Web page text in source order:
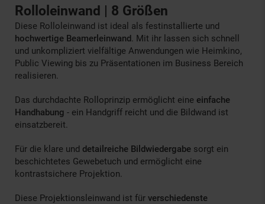
Rolloleinwand | 8 Größen
Diese Rolloleinwand ist ideal als festinstallierte und
hochwertige Beamerleinwand. Mit ihr lassen sich schnell
und unkompliziert vielfältige Anwendungen wie Heimkino,
Public Viewing bis zu Präsentationen im Business Bereich
realisieren.
Das durchdachte Rolloprinzip ermöglicht eine einfache
Handhabung - ein Handgriff reicht und die Bildwand ist
einsatzbereit.
Für die klare und detailreiche Bildwiedergabe sorgt ein
beschichtetes Gewebetuch und ermöglicht eine
kontrastsichere Projektion.
Diese Projektionsleinwand ist für verschiedenste